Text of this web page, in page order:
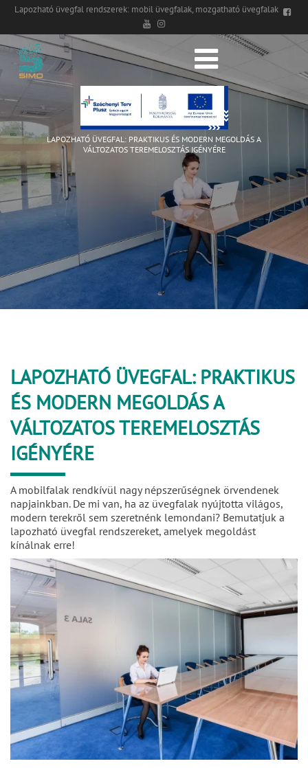
Lapozható üvegfal rendszerek: mobil üvegfalak, mozgatható üvegfalak
LAPOZHATÓ ÜVEGFAL: PRAKTIKUS ÉS MODERN MEGOLDÁS A
VÁLTOZATOS TEREMELOSZTÁS IGÉNYÉRE
LAPOZHATÓ ÜVEGFAL: PRAKTIKUS
ÉS MODERN MEGOLDÁS A
VÁLTOZATOS TEREMELOSZTÁS
IGÉNYÉRE
A mobilfalak rendkívül nagy népszerűségnek örvendenek
napjainkban. De mi van, ha az üvegfalak nyújtotta világos,
modern terekről sem szeretnénk lemondani? Bemutatjuk a
lapozható üvegfal rendszereket, amelyek megoldást
kínálnak erre!